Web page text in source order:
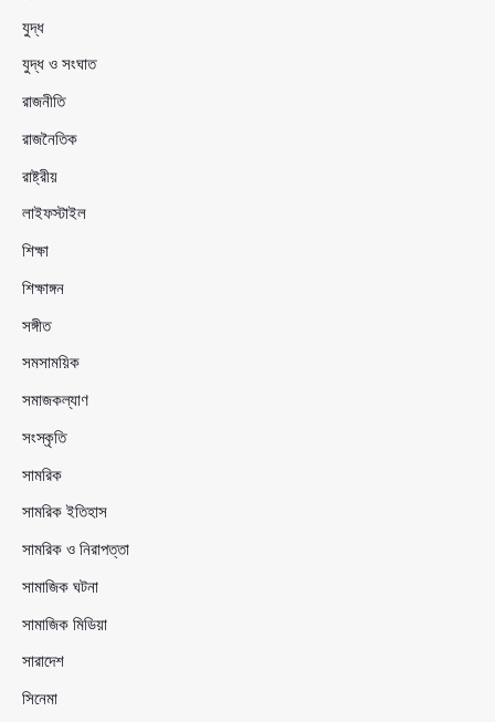
যুদ্ধ
যুদ্ধ ও সংঘাত
রাজনীতি
রাজনৈতিক
রাষ্ট্রীয়
লাইফস্টাইল
শিক্ষা
শিক্ষাঙ্গন
সঙ্গীত
সমসাময়িক
সমাজকল্যাণ
সংস্কৃতি
সামরিক
সামরিক ইতিহাস
সামরিক ও নিরাপত্তা
সামাজিক ঘটনা
সামাজিক মিডিয়া
সারাদেশ
সিনেমা